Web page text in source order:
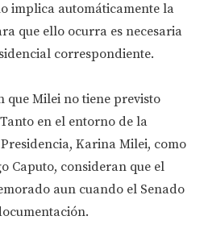
implica automáticamente la
que ello ocurra es necesaria
correspondiente.
que Milei no tiene previsto
en el entorno de la
Karina Milei, como
Caputo, consideran que el
aun cuando el Senado